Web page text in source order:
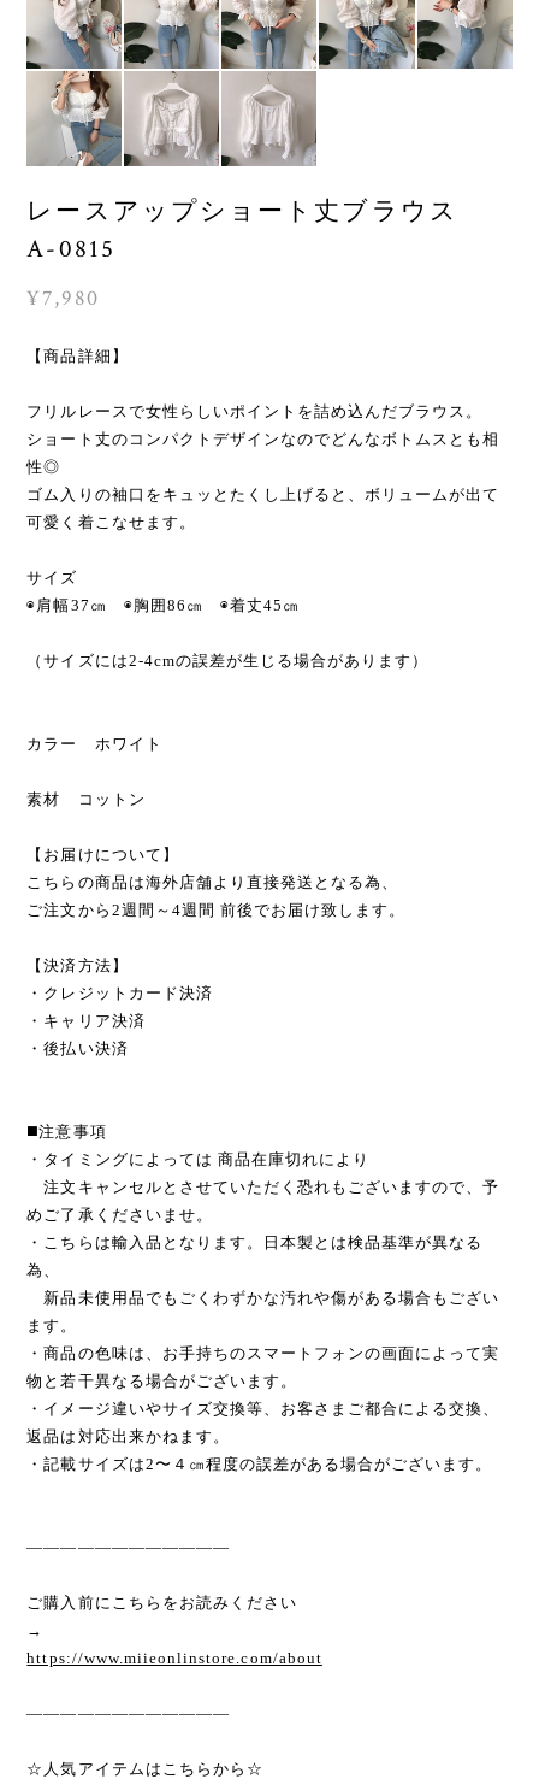
レースアップショート丈ブラウス
A-0815
¥7,980
【商品詳細】
フリルレースで女性らしいポイントを詰め込んだブラウス。
ショート丈のコンパクトデザインなのでどんなボトムスとも相
性◎
ゴム入りの袖口をキュッとたくし上げると、ボリュームが出て
可愛く着こなせます。
サイズ
◉肩幅37㎝ ◉胸囲86㎝ ◉着丈45㎝
（サイズには2-4cmの誤差が生じる場合があります）
カラー ホワイト
素材 コットン
【お届けについて】
こちらの商品は海外店舗より直接発送となる為、
ご注文から2週間～4週間 前後でお届け致します。
【決済方法】
・クレジットカード決済
・キャリア決済
・後払い決済
◼️注意事項
・タイミングによっては 商品在庫切れにより
注文キャンセルとさせていただく恐れもございますので、予
めご了承くださいませ。
・こちらは輸入品となります。日本製とは検品基準が異なる
為、
新品未使用品でもごくわずかな汚れや傷がある場合もござい
ます。
・商品の色味は、お手持ちのスマートフォンの画面によって実
物と若干異なる場合がございます。
・イメージ違いやサイズ交換等、お客さまご都合による交換、
返品は対応出来かねます。
・記載サイズは2〜４㎝程度の誤差がある場合がございます。
————————————
ご購入前にこちらをお読みください
→
https://www.miieonlinstore.com/about
————————————
☆人気アイテムはこちらから☆